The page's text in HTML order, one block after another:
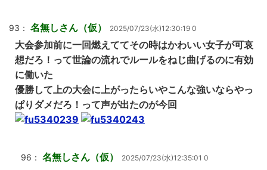
93： 名無しさん（仮） 2025/07/23(水)12:30:19 0
大会参加前に一回燃えててその時はかわいい女子が可哀
想だろ！って世論の流れでルールをねじ曲げるのに有効
に働いた
優勝して上の大会に上がったらいやこんな強いならやっ
ぱりダメだろ！って声が出たのが今回
96： 名無しさん（仮） 2025/07/23(水)12:35:01 0